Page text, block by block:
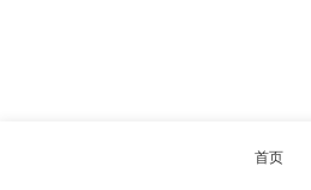
首页